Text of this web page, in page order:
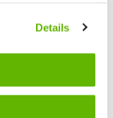
Details